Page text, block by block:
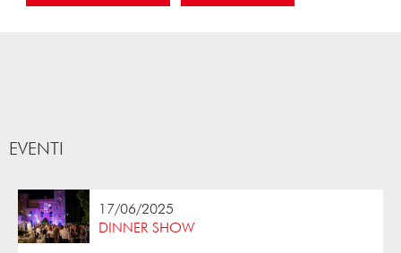
EVENTI
17/06/2025
DINNER SHOW